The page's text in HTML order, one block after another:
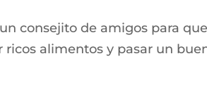
consejito de amigos para
alimentos y pasar un